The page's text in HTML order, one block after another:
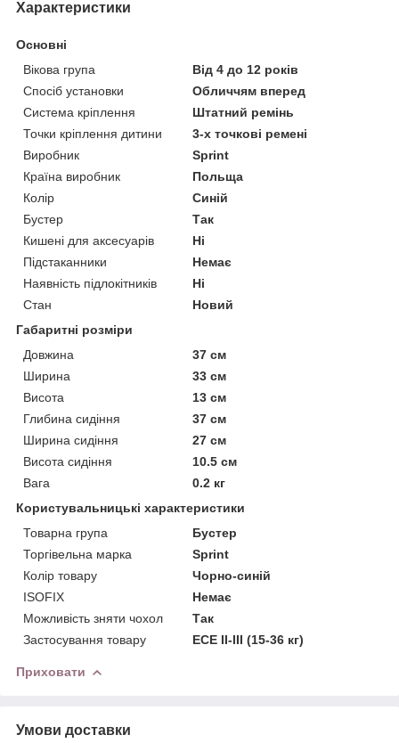
Характеристики
Основні
Вікова група
Від 4 до 12 років
Спосіб установки
Обличчям вперед
Система кріплення
Штатний ремінь
Точки кріплення дитини
3-х точкові ремені
Виробник
Sprint
Країна виробник
Польща
Колір
Синій
Бустер
Так
Кишені для аксесуарів
Ні
Підстаканники
Немає
Наявність підлокітників
Ні
Стан
Новий
Габаритні розміри
Довжина
37 см
Ширина
33 см
Висота
13 см
Глибина сидіння
37 см
Ширина сидіння
27 см
Висота сидіння
10.5 см
Вага
0.2 кг
Користувальницькі характеристики
Товарна група
Бустер
Торгівельна марка
Sprint
Колір товару
Чорно-синій
ISOFIX
Немає
Можливість зняти чохол
Так
Застосування товару
ECE II-III (15-36 кг)
Приховати
Умови доставки